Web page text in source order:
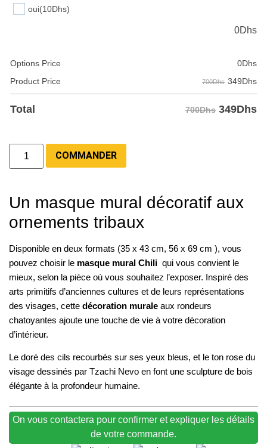
oui(10Dhs)
0Dhs
Options Price 0Dhs
Product Price
700Dhs 349Dhs
Total 700Dhs 349Dhs
COMMANDER
Un masque mural décoratif aux
ornements tribaux
Disponible en deux formats (35 x 43 cm, 56 x 69 cm ), vous
pouvez choisir le masque mural Chili qui vous convient le
mieux, selon la pièce où vous souhaitez l’exposer. Inspiré des
arts primitifs d’anciennes cultures et de leurs représentations
des visages, cette décoration murale aux rondeurs
chatoyantes ajoute une touche de vie à votre décoration
d’intérieur.
Le doré des cils recourbés sur ses yeux bleus, et le ton rose du
visage dessinés par Tzachi Nevo en font une sculpture de bois
élégante à la profondeur humaine.
On vous contactera pour confirmer et expliquer les détails
de votre commande.